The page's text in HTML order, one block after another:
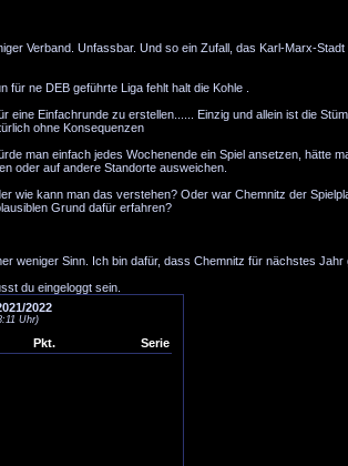
Verband. Unfassbar. Und so ein Zufall, das Karl-Marx-
ne DEB geführte Liga fehlt halt die Kohle .
eine Einfachrunde zu erstellen...... Einzig und allein ist die
ohne Konsequenzen
man einfach jedes Wochenende ein Spiel ansetzen, hätte
oder auf andere Standorte ausweichen.
wie kann man das verstehen? Oder war Chemnitz der
Grund dafür erfahren?
weniger Sinn. Ich bin dafür, dass Chemnitz für nächstes
du eingeloggt sein.
2022
Uhr)
Pkt. Serie